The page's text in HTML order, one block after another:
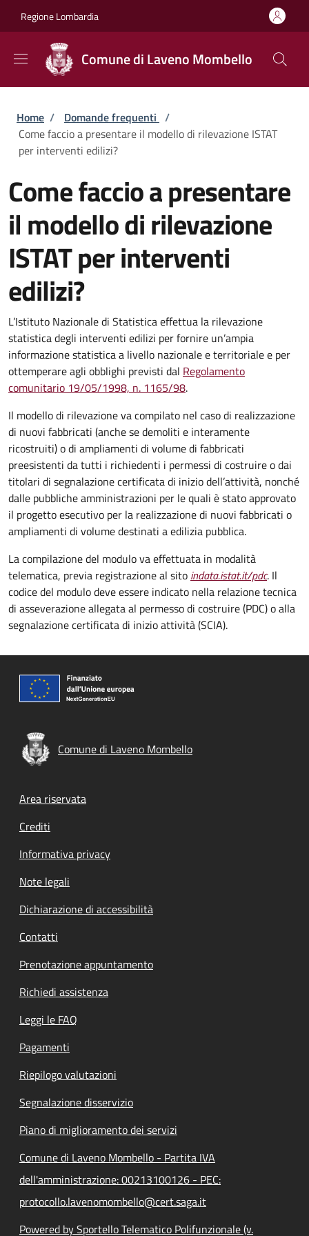
Regione Lombardia
Comune di Laveno Mombello
Briciole di pane
Home / Domande frequenti /
Come faccio a presentare il modello di rilevazione ISTAT
per interventi edilizi?
Come faccio a presentare
il modello di rilevazione
ISTAT per interventi
edilizi?
L’Istituto Nazionale di Statistica effettua la rilevazione
statistica degli interventi edilizi per fornire un’ampia
informazione statistica a livello nazionale e territoriale e per
ottemperare agli obblighi previsti dal Regolamento
comunitario 19/05/1998, n. 1165/98.
Il modello di rilevazione va compilato nel caso di realizzazione
di nuovi fabbricati (anche se demoliti e interamente
ricostruiti) o di ampliamenti di volume di fabbricati
preesistenti da tutti i richiedenti i permessi di costruire o dai
titolari di segnalazione certificata di inizio dell’attività, nonché
dalle pubbliche amministrazioni per le quali è stato approvato
il progetto esecutivo per la realizzazione di nuovi fabbricati o
ampliamenti di volume destinati a edilizia pubblica.
La compilazione del modulo va effettuata in modalità
telematica, previa registrazione al sito indata.istat.it/pdc. Il
codice del modulo deve essere indicato nella relazione tecnica
di asseverazione allegata al permesso di costruire (PDC) o alla
segnalazione certificata di inizio attività (SCIA).
Comune di Laveno Mombello
Footer menu
Area riservata
Crediti
Informativa privacy
Note legali
Dichiarazione di accessibilità
Contatti
Prenotazione appuntamento
Richiedi assistenza
Leggi le FAQ
Pagamenti
Riepilogo valutazioni
Segnalazione disservizio
Piano di miglioramento dei servizi
Comune di Laveno Mombello - Partita IVA
dell'amministrazione: 00213100126 - PEC:
protocollo.lavenomombello@cert.saga.it
Powered by Sportello Telematico Polifunzionale (v.